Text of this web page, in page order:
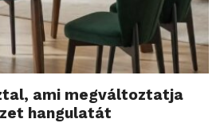
ami megváltoztatja
hangulatát